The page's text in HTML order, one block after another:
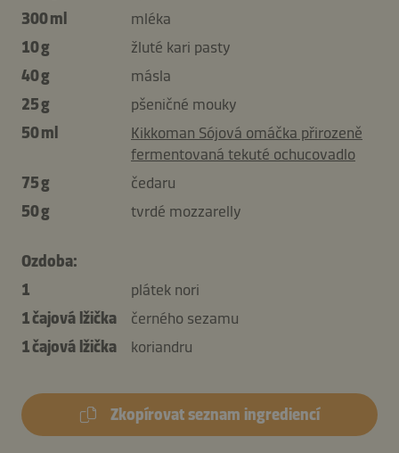
300 ml
mléka
10 g
žluté kari pasty
40 g
másla
25 g
pšeničné mouky
50 ml
Kikkoman Sójová omáčka přirozeně
fermentovaná tekuté ochucovadlo
75 g
čedaru
50 g
tvrdé mozzarelly
Ozdoba:
1
plátek nori
1 čajová lžička
černého sezamu
1 čajová lžička
koriandru
Zkopírovat seznam ingrediencí